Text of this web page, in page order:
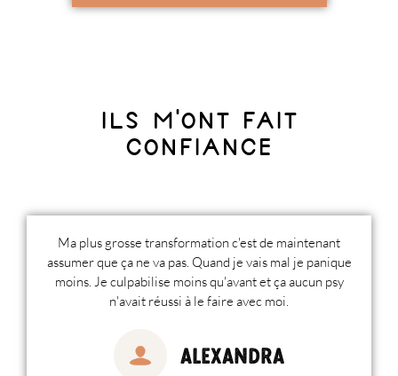
Ils m'ont fait
confiance
Ma plus grosse transformation c'est de maintenant
assumer que ça ne va pas. Quand je vais mal je panique
moins. Je culpabilise moins qu'avant et ça aucun psy
n'avait réussi à le faire avec moi.
Alexandra